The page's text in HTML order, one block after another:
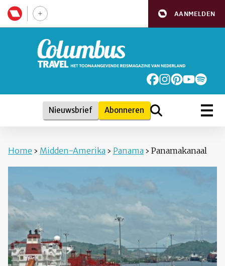
AANMELDEN
Nieuwsbrief Abonneren
Home › Midden-Amerika › Panama › Panamakanaal